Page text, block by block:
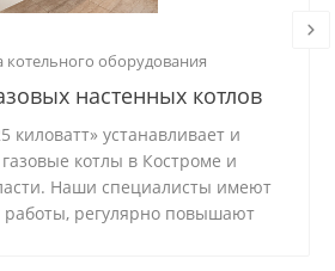
котельного оборудования
настенных котлов
киловатт» устанавливает и
котлы в Костроме и
Наши специалисты имеют
регулярно повышают